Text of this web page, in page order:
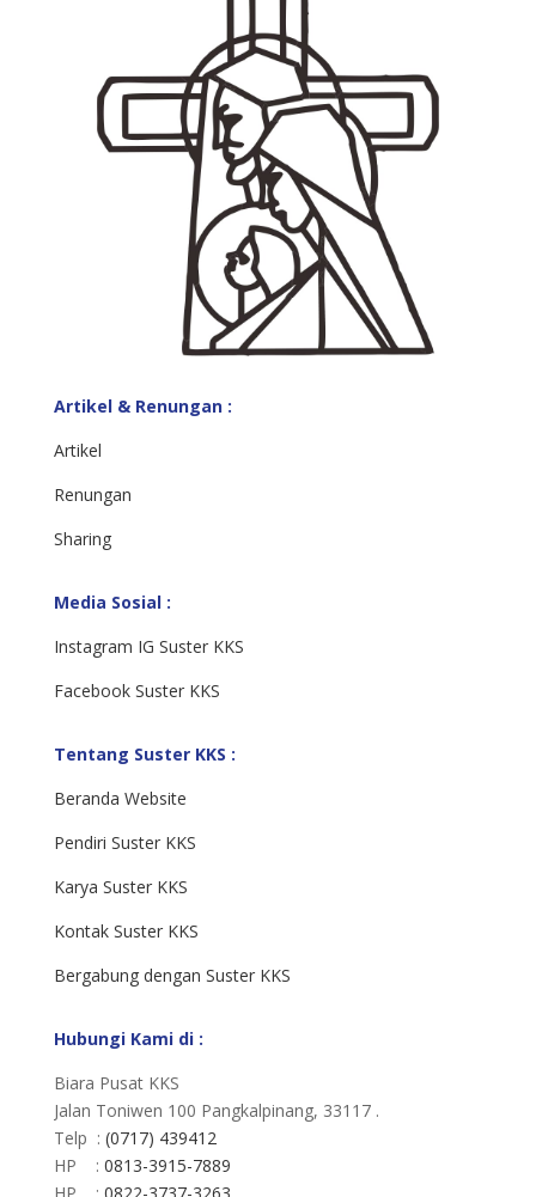
Artikel & Renungan :
Artikel
Renungan
Sharing
Media Sosial :
Instagram IG Suster KKS
Facebook Suster KKS
Tentang Suster KKS :
Beranda Website
Pendiri Suster KKS
Karya Suster KKS
Kontak Suster KKS
Bergabung dengan Suster KKS
Hubungi Kami di :
Biara Pusat KKS
Jalan Toniwen 100 Pangkalpinang, 33117 .
Telp : (0717) 439412
HP : 0813-3915-7889
HP : 0822-3737-3263